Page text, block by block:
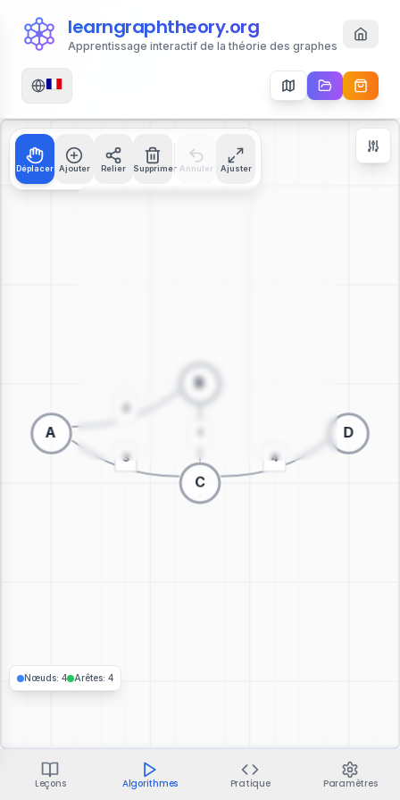
learngraphtheory.org
Apprentissage interactif de la théorie des graphes
Déplacer Ajouter Relier Supprimer Annuler Ajuster
Ajuster à l'Écran
Passer à la visualisation 3D
Nœuds: 4 Arêtes: 4
Leçons Algorithmes Pratique Paramètres